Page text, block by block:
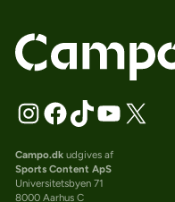
Campo.dkudgives af
Sports Content ApS
Universitetsbyen 71
8000 Aarhus C